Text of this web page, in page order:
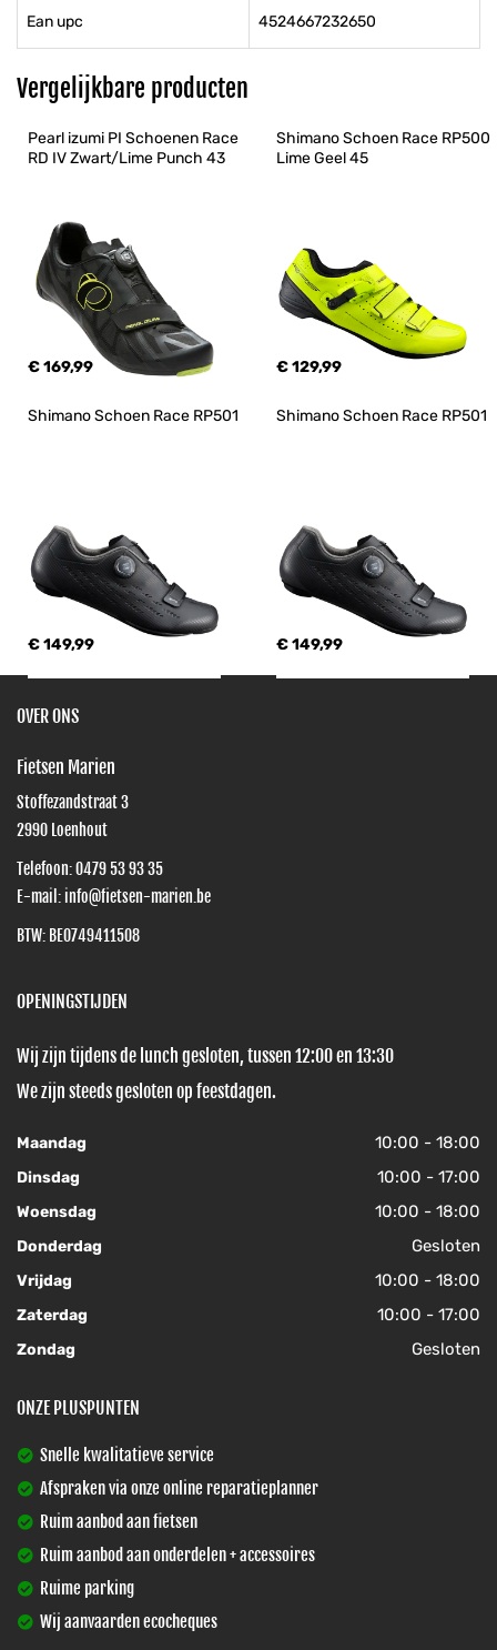
Ean upc 4524667232650
Vergelijkbare producten
Pearl izumi PI Schoenen Race
RD IV Zwart/Lime Punch 43
€ 169,99
Shimano Schoen Race RP500
Lime Geel 45
€ 129,99
Shimano Schoen Race RP501
€ 149,99
Shimano Schoen Race RP501
€ 149,99
OVER ONS
Fietsen Marien
Stoffezandstraat 3
2990 Loenhout
Telefoon:0479 53 93 35
E-mail: info@fietsen-marien.be
BTW: BE0749411508
OPENINGSTIJDEN
Wij zijn tijdens de lunch gesloten, tussen 12:00 en 13:30
We zijn steeds gesloten op feestdagen.
Maandag 10:00 - 18:00
Dinsdag 10:00 - 17:00
Woensdag 10:00 - 18:00
Donderdag Gesloten
Vrijdag 10:00 - 18:00
Zaterdag 10:00 - 17:00
Zondag Gesloten
ONZE PLUSPUNTEN
Snelle kwalitatieve service
Afspraken via onze online reparatieplanner
Ruim aanbod aan fietsen
Ruim aanbod aan onderdelen + accessoires
Ruime parking
Wij aanvaarden ecocheques